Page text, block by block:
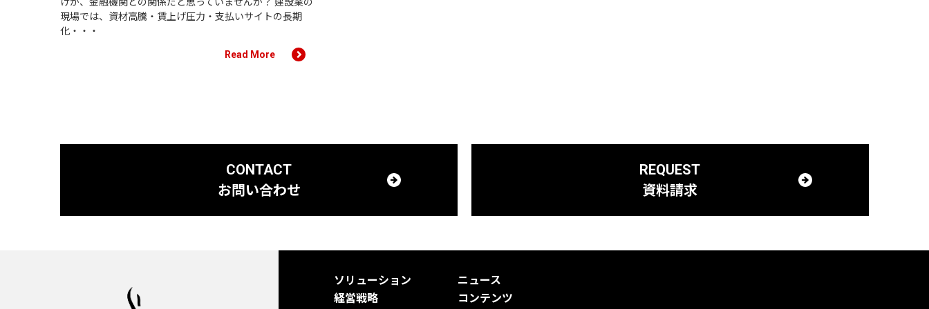
けが、金融機関との関係だと思っていませんか？ 建設業の
現場では、資材高騰・賃上げ圧力・支払いサイトの長期
化・・・
Read More
CONTACT
お問い合わせ
REQUEST
資料請求
ソリューション
経営戦略
ニュース
コンテンツ